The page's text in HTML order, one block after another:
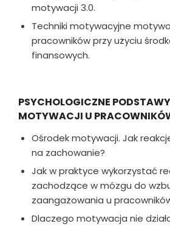
motywacji 3.0.
Techniki motywacyjne
pracowników przy użyciu
finansowych.
PSYCHOLOGICZNE
MOTYWACJI U
Ośrodek motywacji. Jak
na zachowanie?
Jak w praktyce wykorzystać
zachodzące w mózgu do
zaangażowania u
Dlaczego motywacja nie